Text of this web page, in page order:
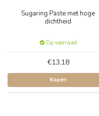
Sugaring Paste met hoge
dichtheid
Op voorraad
€13,18
Kopen